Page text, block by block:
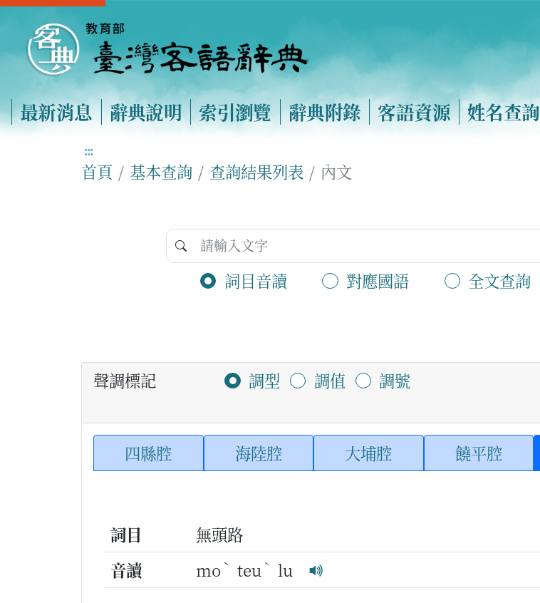
最新消息 辭典說明 索引瀏覽 辭典附錄 客語資源 姓名查詢
:::
首頁 基本查詢 查詢結果列表 內文
詞目音讀 對應國語 全文查詢
聲調標記 調型 調值 調號
四縣腔 海陸腔 大埔腔 饒平腔
詞目
無頭路
音讀
mo ˋ teu ˋ lu